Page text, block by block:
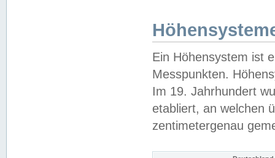
Ein Höhensystem ist
Messpunkten.
Im 19. Jahrhundert
etabliert, an welchen
zentimetergenau